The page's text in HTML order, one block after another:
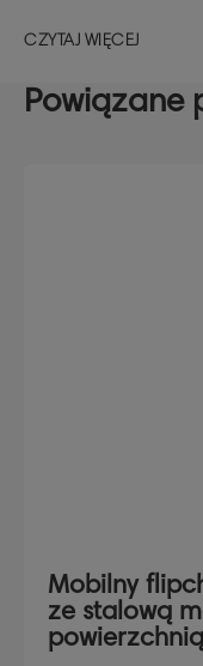
CZYTAJ WIĘCEJ
Powiązane
Mobilny
ze stalową